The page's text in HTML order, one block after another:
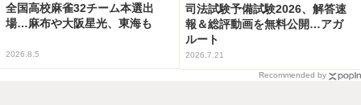
全国高校麻雀32チーム本選出
場…麻布や大阪星光、東海も
2026.8.5
司法試験予備試験2026、解答速
報＆総評動画を無料公開…アガ
ルート
2026.7.21
Recommended by